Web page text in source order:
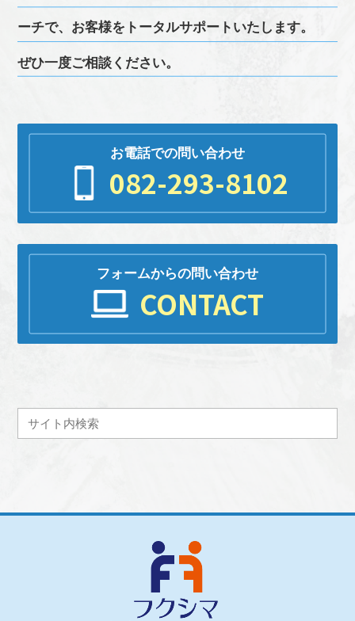
ーチで、お客様をトータルサポートいたします。
ぜひ一度ご相談ください。
お電話での問い合わせ
082-293-8102
フォームからの問い合わせ
CONTACT